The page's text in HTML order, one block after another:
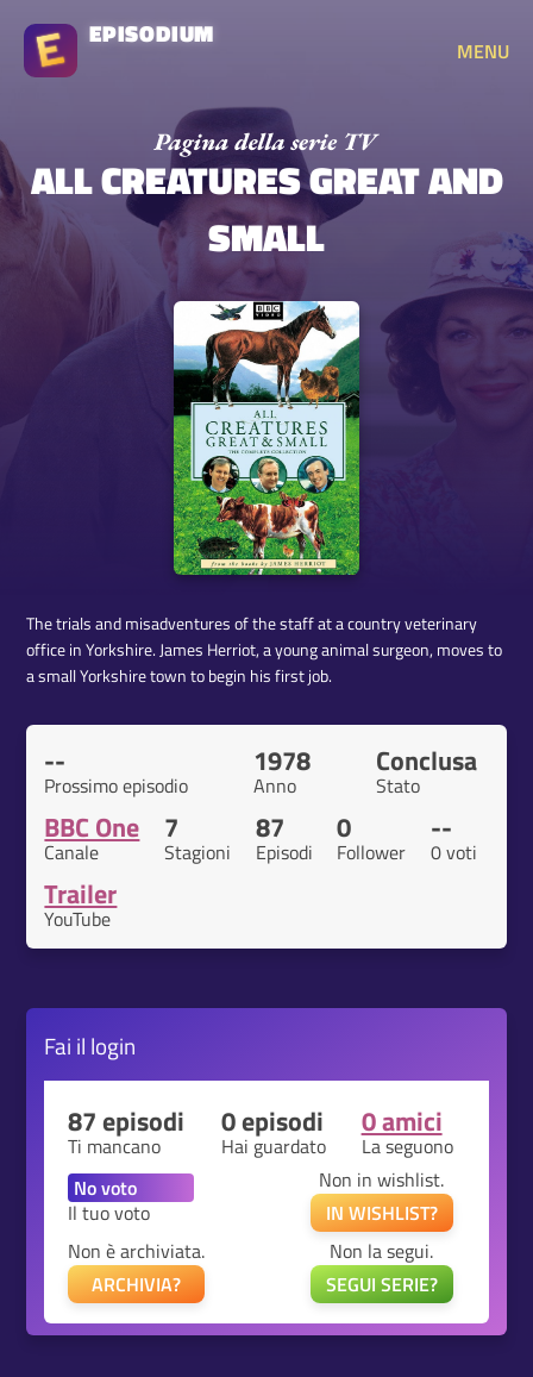
EPISODIUM
MENU
ALL CREATURES GREAT AND
SMALL
The trials and misadventures of the staff at a country veterinary
office in Yorkshire. James Herriot, a young animal surgeon, moves to
a small Yorkshire town to begin his first job.
--
Prossimo episodio
1978
Anno
Conclusa
Stato
BBC One
Canale
7
Stagioni
87
Episodi
0
Follower
--
0 voti
Trailer
YouTube
Fai il login
87 episodi
Ti mancano
0 episodi
Hai guardato
0 amici
La seguono
Il tuo voto
Non in wishlist.
IN WISHLIST?
Non è archiviata.
ARCHIVIA?
Non la segui.
SEGUI SERIE?